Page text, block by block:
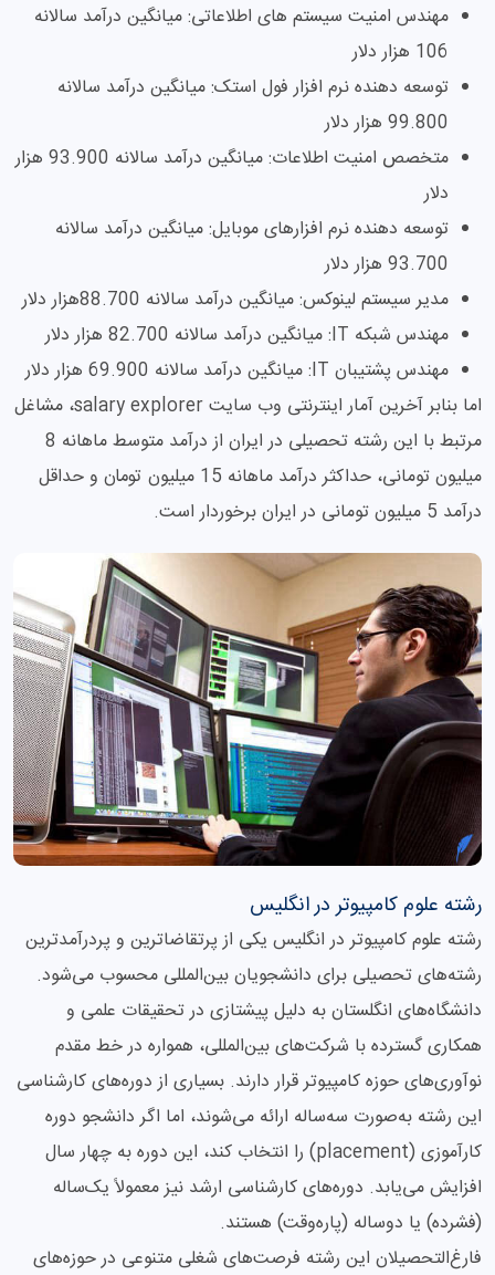
مهندس امنیت سیستم های اطلاعاتی: میانگین درآمد سالانه
106 هزار دلار
توسعه دهنده نرم افزار فول استک: میانگین درآمد سالانه
99.800 هزار دلار
متخصص امنیت اطلاعات: میانگین درآمد سالانه 93.900 هزار
دلار
توسعه دهنده نرم افزارهای موبایل: میانگین درآمد سالانه
93.700 هزار دلار
مدیر سیستم لینوکس: میانگین درآمد سالانه 88.700هزار دلار
مهندس شبکه IT: میانگین درآمد سالانه 82.700 هزار دلار
مهندس پشتیبان IT: میانگین درآمد سالانه 69.900 هزار دلار
اما بنابر آخرین آمار اینترنتی وب سایت salary explorer، مشاغل
مرتبط با این رشته تحصیلی در ایران از درآمد متوسط ماهانه 8
میلیون تومانی، حداکثر درآمد ماهانه 15 میلیون تومان و حداقل
درآمد 5 میلیون تومانی در ایران برخوردار است.
رشته علوم کامپیوتر در انگلیس
رشته علوم کامپیوتر در انگلیس یکی از پرتقاضاترین و پردرآمدترین
رشته‌های تحصیلی برای دانشجویان بین‌المللی محسوب می‌شود.
دانشگاه‌های انگلستان به دلیل پیشتازی در تحقیقات علمی و
همکاری گسترده با شرکت‌های بین‌المللی، همواره در خط مقدم
نوآوری‌های حوزه کامپیوتر قرار دارند. بسیاری از دوره‌های کارشناسی
این رشته به‌صورت سه‌ساله ارائه می‌شوند، اما اگر دانشجو دوره
کارآموزی (placement) را انتخاب کند، این دوره به چهار سال
افزایش می‌یابد. دوره‌های کارشناسی ارشد نیز معمولاً یک‌ساله
(فشرده) یا دوساله (پاره‌وقت) هستند.
فارغ‌التحصیلان این رشته فرصت‌های شغلی متنوعی در حوزه‌های